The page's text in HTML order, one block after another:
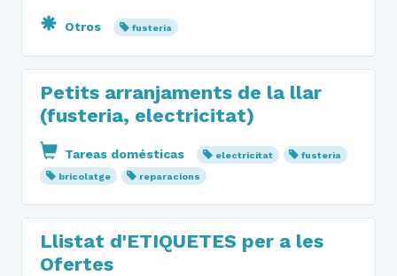
Otros fusteria
Petits arranjaments de la llar
(fusteria, electricitat)
Tareas domésticas electricitat
fusteria
bricolatge
reparacions
Llistat d'ETIQUETES per a les
Ofertes